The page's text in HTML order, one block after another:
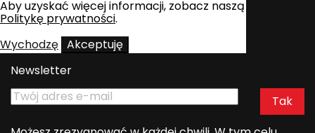
Aby uzyskać więcej informacji, zobacz naszą
Politykę prywatności.
Wychodzę Akceptuję
Newsletter